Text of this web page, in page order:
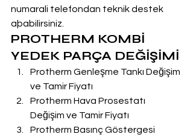
numarali telefondan teknik destek
aþabilirsiniz.
PROTHERM KOMBİ
YEDEK PARÇA DEĞİŞİMİ
Protherm Genleşme Tankı Değişim
ve Tamir Fiyatı
Protherm Hava Prosestatı
Değişim ve Tamir Fiyatı
Protherm Basınç Göstergesi